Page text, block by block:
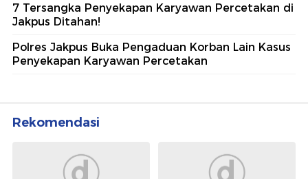
7 Tersangka Penyekapan Karyawan Percetakan di
Jakpus Ditahan!
Polres Jakpus Buka Pengaduan Korban Lain Kasus
Penyekapan Karyawan Percetakan
Rekomendasi